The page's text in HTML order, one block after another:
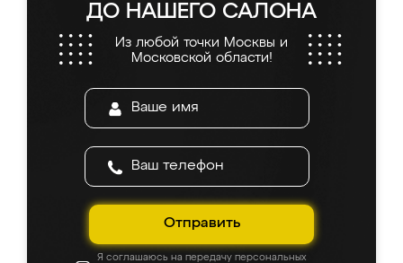
ДО НАШЕГО САЛОНА
Из любой точки Москвы и
Московской области!
Отправить
Я соглашаюсь на передачу персональных